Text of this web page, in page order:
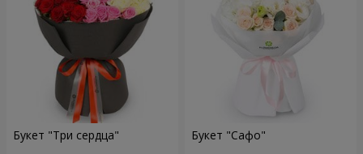
Букет "Три сердца" Букет "Сафо"